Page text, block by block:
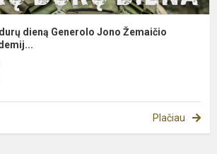
dieną Generolo Jono Žemaičio
Plačiau